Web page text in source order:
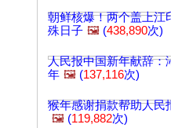
朝鲜核爆！两个盖上江
殊日子 🖼️ (438,890次)
人民报中国新年献辞：
年 🖼️ (137,116次)
猴年感谢捐款帮助人民
🖼️ (119,882次)